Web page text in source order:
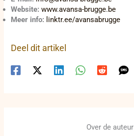
Website: www.avansa-brugge.be
Meer info: linktr.ee/avansabrugge
Deel dit artikel
Over de auteur